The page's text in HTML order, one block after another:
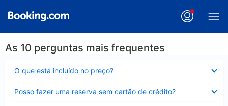
As 10 perguntas mais frequentes
O que está incluído no preço?
Posso fazer uma reserva sem cartão de crédito?